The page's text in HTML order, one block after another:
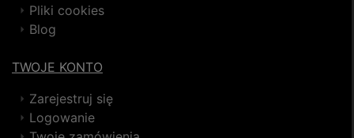
Pliki cookies
Blog
TWOJE KONTO
Zarejestruj się
Logowanie